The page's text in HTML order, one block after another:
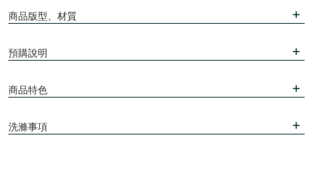
商品版型、材質
預購說明
商品特色
洗滌事項